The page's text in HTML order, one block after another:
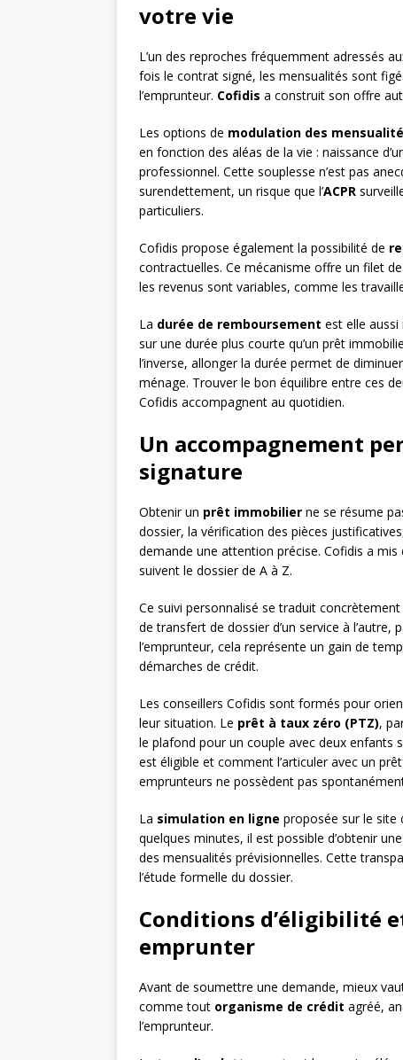
votre vie
L’un des reproches fréquemment adressés
fois le contrat signé, les mensualités sont
l’emprunteur. Cofidis a construit son offre
Les options de modulation des
en fonction des aléas de la vie : naissance
professionnel. Cette souplesse n’est pas
surendettement, un risque que l’ACPR
particuliers.
Cofidis propose également la possibilité de
contractuelles. Ce mécanisme offre un filet
les revenus sont variables, comme les
La durée de remboursement est elle
sur une durée plus courte qu’un prêt
l’inverse, allonger la durée permet de
ménage. Trouver le bon équilibre entre ces
Cofidis accompagnent au quotidien.
Un accompagnement
signature
Obtenir un prêt immobilier ne se résume
dossier, la vérification des pièces
demande une attention précise. Cofidis a
suivent le dossier de A à Z.
Ce suivi personnalisé se traduit
de transfert de dossier d’un service à
l’emprunteur, cela représente un gain de
démarches de crédit.
Les conseillers Cofidis sont formés pour
leur situation. Le prêt à taux zéro (PTZ),
le plafond pour un couple avec deux enfants
est éligible et comment l’articuler avec un
emprunteurs ne possèdent pas
La simulation en ligne proposée sur le site
quelques minutes, il est possible d’obtenir
des mensualités prévisionnelles. Cette
l’étude formelle du dossier.
Conditions d’éligibilité
emprunter
Avant de soumettre une demande, mieux
comme tout organisme de crédit agréé,
l’emprunteur.